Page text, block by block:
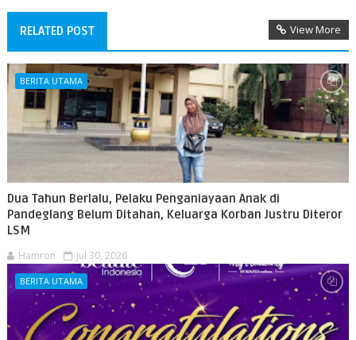
RELATED POST View More
BERITA UTAMA
Dua Tahun Berlalu, Pelaku Penganiayaan Anak di
Pandeglang Belum Ditahan, Keluarga Korban Justru Diteror
LSM
Hamron Jul 30, 2026
BERITA UTAMA